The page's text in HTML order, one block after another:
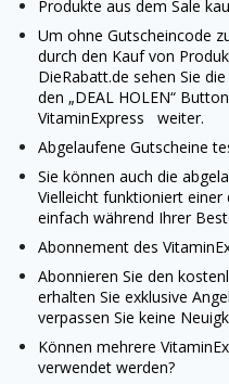
Produkte aus dem Sale
Um ohne Gutscheincode
durch den Kauf von
DieRabatt.de sehen Sie
den „DEAL HOLEN“
VitaminExpress weiter.
Abgelaufene Gutscheine
Sie können auch die
Vielleicht funktioniert einer
einfach während Ihrer
Abonnement des
Abonnieren Sie den
erhalten Sie exklusive
verpassen Sie keine
Können mehrere
verwendet werden?